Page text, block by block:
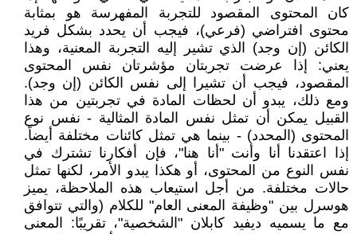
كان المحتوى المقصود للتجربة المفهرسة هو بمثابة
محتوى افتراضي (فرعي)، فيجب أن يحدد بشكل فريد
الكائن (إن وجد) الذي تشير إليه التجربة المعنية، وهذا
يعني: إذا عرضت تجربتان مؤشرتان نفس المحتوى
المقصود، فيجب أن تشيرا إلى نفس الكائن (إن وجد).
ومع ذلك، يبدو أن لحظات المادة في تجربتين من هذا
القبيل يمكن أن تمثل نفس المادة المثالية - نفس نوع
المحتوى (المحدد) - بينما هي تمثل كائنات مختلفة أيضاً.
إذا اعتقدنا أنا وأنت "أنا هنا"، فإن أفكارنا تشترك في
نفس النوع من المحتوى، أو هكذا يبدو الأمر، لكنها تمثل
حالات مختلفة. من أجل استيعاب هذه الملاحظة، يميز
هوسرل بين "وظيفة المعنى العام" للكلام (والتي تتوافق
مع ما يسميه ديفيد كابلان "الشخصية"، تقريبًا: المعنى